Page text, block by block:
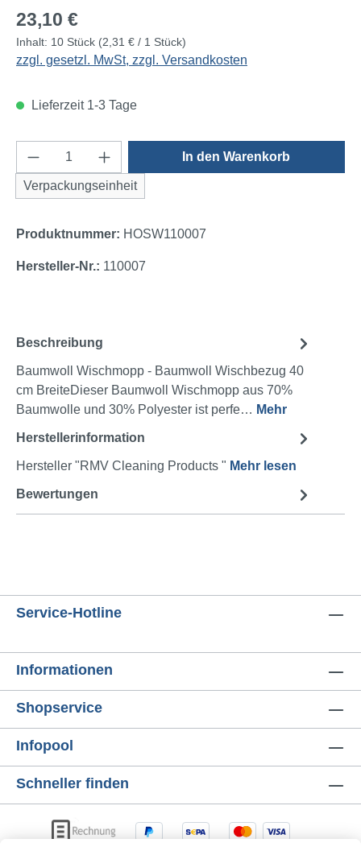
Regulärer Preis:
23,10 €
Inhalt: 10 Stück (2,31 € / 1 Stück)
zzgl. gesetzl. MwSt, zzgl. Versandkosten
Lieferzeit 1-3 Tage
Produkt Anzahl: Gib den gewünschten
Verpackungseinheit
In den Warenkorb
Produktnummer: HOSW110007
Hersteller-Nr.: 110007
Beschreibung
Baumwoll Wischmopp - Baumwoll Wischbezug 40
cm BreiteDieser Baumwoll Wischmopp aus 70%
Baumwolle und 30% Polyester ist perfe… Mehr
Herstellerinformation
Hersteller "RMV Cleaning Products " Mehr lesen
Bewertungen
Service-Hotline
Informationen
Shopservice
Infopool
Schneller finden